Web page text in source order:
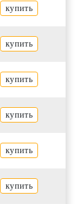
купить
купить
купить
купить
купить
купить